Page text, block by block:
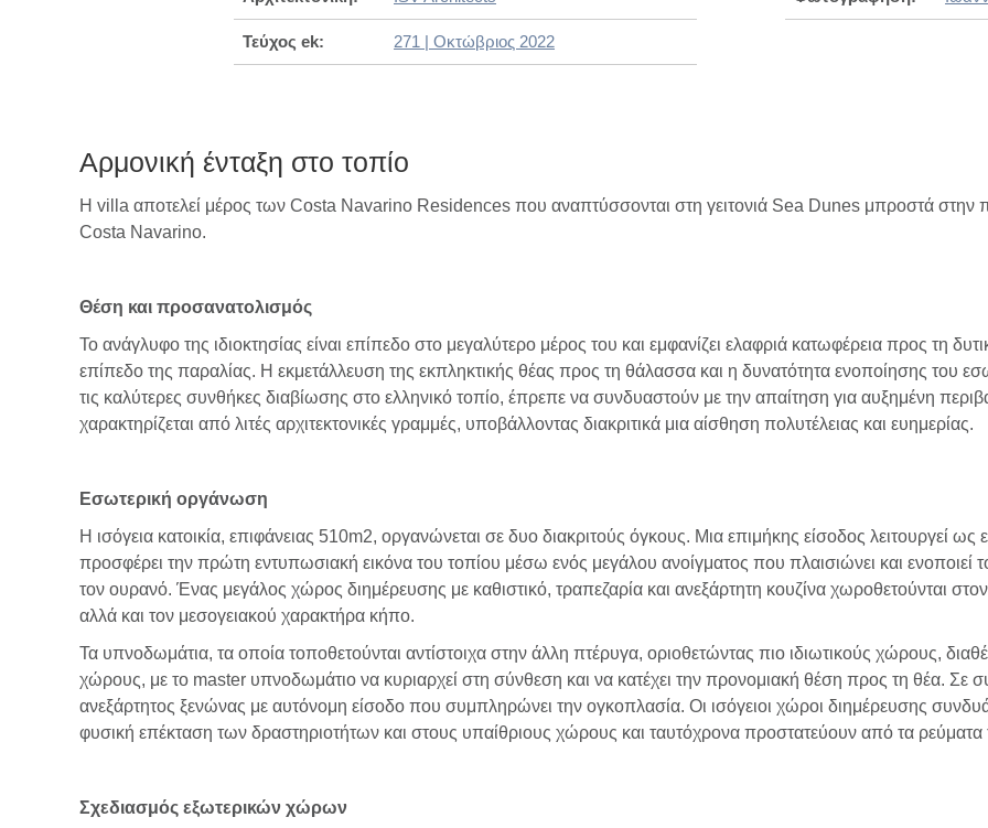
Τεύχος ek: 271 | Οκτώβριος 2022
Αρμονική ένταξη στο τοπίο
Η villa αποτελεί μέρος των Costa Navarino Residences που αναπτύσσονται στη γειτονιά Sea Dunes μπροστά στην
Costa Navarino.
Θέση και προσανατολισμός
Το ανάγλυφο της ιδιοκτησίας είναι επίπεδο στο μεγαλύτερο μέρος του και εμφανίζει ελαφριά κατωφέρεια προς τη
επίπεδο της παραλίας. Η εκμετάλλευση της εκπληκτικής θέας προς τη θάλασσα και η δυνατότητα ενοποίησης του
τις καλύτερες συνθήκες διαβίωσης στο ελληνικό τοπίο, έπρεπε να συνδυαστούν με την απαίτηση για αυξημένη
χαρακτηρίζεται από λιτές αρχιτεκτονικές γραμμές, υποβάλλοντας διακριτικά μια αίσθηση πολυτέλειας και ευημερίας.
Εσωτερική οργάνωση
Η ισόγεια κατοικία, επιφάνειας 510m2, οργανώνεται σε δυο διακριτούς όγκους. Μια επιμήκης είσοδος λειτουργεί
προσφέρει την πρώτη εντυπωσιακή εικόνα του τοπίου μέσω ενός μεγάλου ανοίγματος που πλαισιώνει και
τον ουρανό. Ένας μεγάλος χώρος διημέρευσης με καθιστικό, τραπεζαρία και ανεξάρτητη κουζίνα χωροθετούνται
αλλά και τον μεσογειακού χαρακτήρα κήπο.
Τα υπνοδωμάτια, τα οποία τοποθετούνται αντίστοιχα στην άλλη πτέρυγα, οριοθετώντας πιο ιδιωτικούς χώρους,
χώρους, με το master υπνοδωμάτιο να κυριαρχεί στη σύνθεση και να κατέχει την προνομιακή θέση προς τη θέα. Σε
ανεξάρτητος ξενώνας με αυτόνομη είσοδο που συμπληρώνει την ογκοπλασία. Οι ισόγειοι χώροι διημέρευσης
φυσική επέκταση των δραστηριοτήτων και στους υπαίθριους χώρους και ταυτόχρονα προστατεύουν από τα
Σχεδιασμός εξωτερικών χώρων